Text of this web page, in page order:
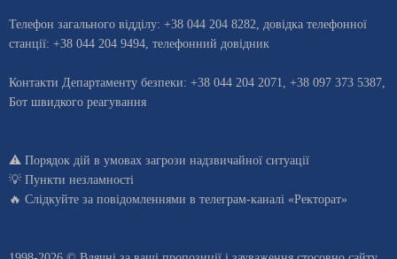
Телефон загального відділу: +38 044 204 8282, довiдка телефонної
станцiї: +38 044 204 9494, телефонний довідник
Контакти Департаменту безпеки: +38 044 204 2071, +38 097 373 5387,
Бот швидкого реагування
⚠️ Порядок дій в умовах загрози надзвичайної ситуації
💡 Пункти незламності
🔥 Слідкуйте за повідомленнями в телеграм-каналі «Ректорат»